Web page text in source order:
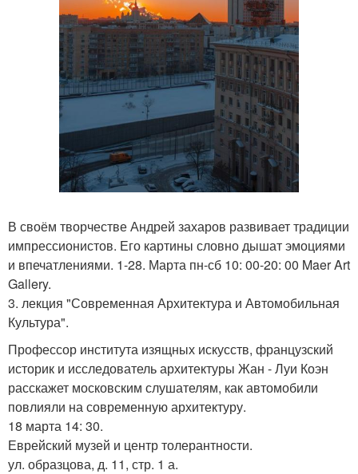
В своём творчестве Андрей захаров развивает традиции
импрессионистов. Его картины словно дышат эмоциями
и впечатлениями. 1-28. Марта пн-сб 10: 00-20: 00 Maer Art
Gallery.
3. лекция "Современная Архитектура и Автомобильная
Культура".
Профессор института изящных искусств, французский
историк и исследователь архитектуры Жан - Луи Коэн
расскажет московским слушателям, как автомобили
повлияли на современную архитектуру.
18 марта 14: 30.
Еврейский музей и центр толерантности.
ул. образцова, д. 11, стр. 1 а.